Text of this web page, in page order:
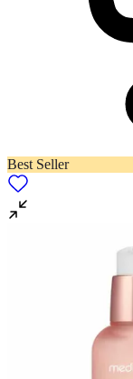
Best Seller